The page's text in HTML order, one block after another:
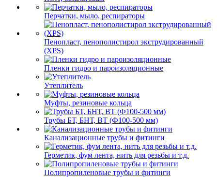
Перчатки, мыло, респираторы
Пенопласт, пенополистирол экструдированный
(XPS)
Пленки гидро и пароизоляционные
Утеплитель
Муфты, резиновые кольца
Трубы БТ, БНТ, ВТ (Ф100-500 мм)
Канализационные трубы и фитинги
Герметик, фум лента, нить для резьбы и т.д.
Полипропиленовые трубы и фитинги